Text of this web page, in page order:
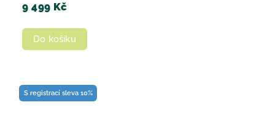
9 499 Kč
Do košíku
S registrací sleva 10%